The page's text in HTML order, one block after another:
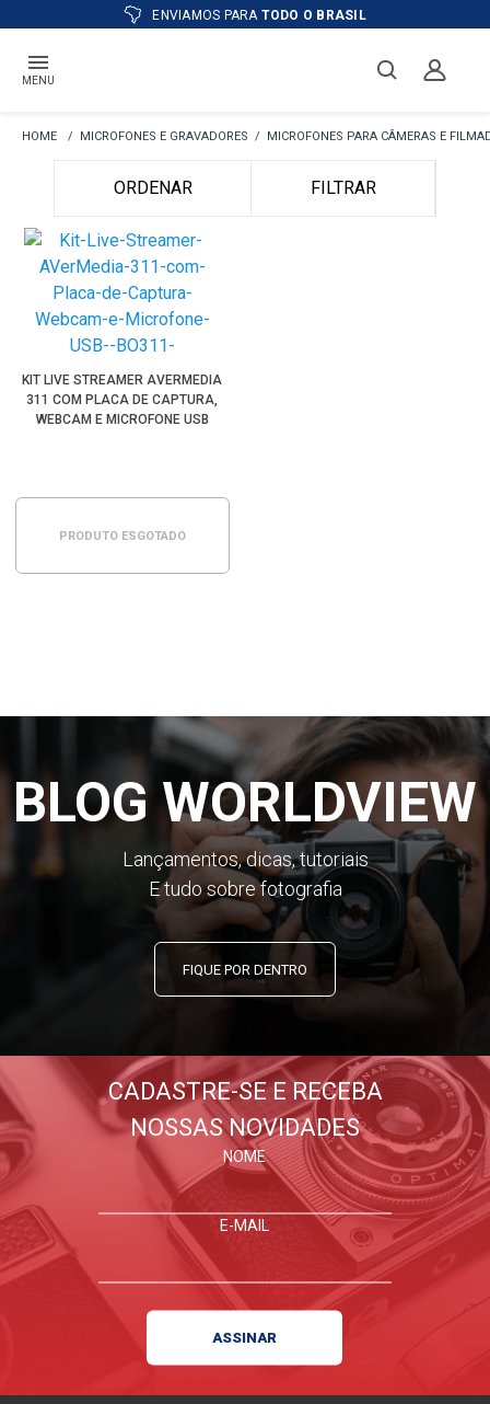
ENVIAMOS PARA TODO O BRASIL
MENU
MICROFONES E GRAVADORES MICROFONES PARA CÂMERAS E
ORDENAR FILTRAR
KIT LIVE STREAMER AVERMEDIA
311 COM PLACA DE CAPTURA,
WEBCAM E MICROFONE USB
PRODUTO ESGOTADO
BLOG WORLDVIEW
Lançamentos, dicas, tutoriais
E tudo sobre fotografia
FIQUE POR DENTRO
CADASTRE-SE E RECEBA
NOSSAS NOVIDADES
NOME
E-MAIL